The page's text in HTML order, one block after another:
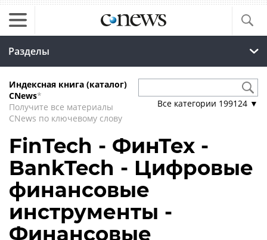
Разделы
Индексная книга (каталог)
CNews*
Получите все материалы
CNews по ключевому слову
Все категории 199124 ▼
FinTech - ФинТех -
BankTech - Цифровые
финансовые
инструменты -
Финансовые